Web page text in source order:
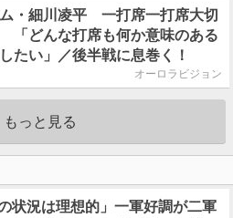
ム・細川凌平 一打席一打席大切
「どんな打席も何か意味のある
たい」／後半戦に息巻く！
オーロラビジョン
もっと見る
の状況は理想的」一軍好調が二軍